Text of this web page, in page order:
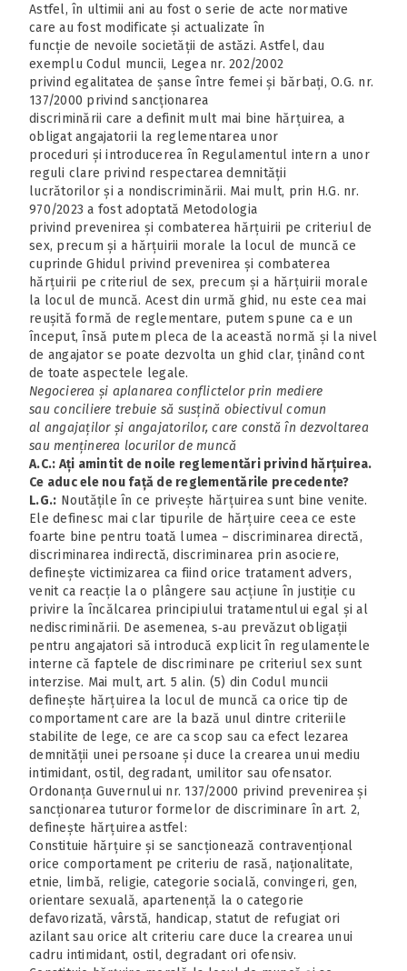
Astfel, în ultimii ani au fost o serie de acte normative
care au fost modificate și actualizate în
funcție de nevoile societății de astăzi. Astfel, dau
exemplu Codul muncii, Legea nr. 202/2002
privind egalitatea de șanse între femei și bărbați, O.G. nr.
137/2000 privind sancționarea
discriminării care a definit mult mai bine hărțuirea, a
obligat angajatorii la reglementarea unor
proceduri și introducerea în Regulamentul intern a unor
reguli clare privind respectarea demnității
lucrătorilor și a nondiscriminării. Mai mult, prin H.G. nr.
970/2023 a fost adoptată Metodologia
privind prevenirea și combaterea hărțuirii pe criteriul de
sex, precum și a hărțuirii morale la locul de muncă ce
cuprinde Ghidul privind prevenirea și combaterea
hărțuirii pe criteriul de sex, precum și a hărțuirii morale
la locul de muncă. Acest din urmă ghid, nu este cea mai
reușită formă de reglementare, putem spune ca e un
început, însă putem pleca de la această normă și la nivel
de angajator se poate dezvolta un ghid clar, ținând cont
de toate aspectele legale.
Negocierea și aplanarea conflictelor prin mediere
sau conciliere trebuie să susțină obiectivul comun
al angajaților și angajatorilor, care constă în dezvoltarea
sau menținerea locurilor de muncă
A.C.: Ați amintit de noile reglementări privind hărțuirea.
Ce aduc ele nou față de reglementările precedente?
L.G.: Noutățile în ce privește hărțuirea sunt bine venite.
Ele definesc mai clar tipurile de hărțuire ceea ce este
foarte bine pentru toată lumea – discriminarea directă,
discriminarea indirectă, discriminarea prin asociere,
definește victimizarea ca fiind orice tratament advers,
venit ca reacție la o plângere sau acțiune în justiție cu
privire la încălcarea principiului tratamentului egal și al
nediscriminării. De asemenea, s‑au prevăzut obligații
pentru angajatori să introducă explicit în regulamentele
interne că faptele de discriminare pe criteriul sex sunt
interzise. Mai mult, art. 5 alin. (5) din Codul muncii
definește hărțuirea la locul de muncă ca orice tip de
comportament care are la bază unul dintre criteriile
stabilite de lege, ce are ca scop sau ca efect lezarea
demnității unei persoane și duce la crearea unui mediu
intimidant, ostil, degradant, umilitor sau ofensator.
Ordonanța Guvernului nr. 137/2000 privind prevenirea și
sancționarea tuturor formelor de discriminare în art. 2,
definește hărțuirea astfel:
Constituie hărțuire și se sancționează contravențional
orice comportament pe criteriu de rasă, naționalitate,
etnie, limbă, religie, categorie socială, convingeri, gen,
orientare sexuală, apartenență la o categorie
defavorizată, vârstă, handicap, statut de refugiat ori
azilant sau orice alt criteriu care duce la crearea unui
cadru intimidant, ostil, degradant ori ofensiv.